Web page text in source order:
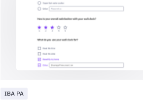
IBA PA